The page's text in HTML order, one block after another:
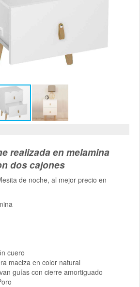
realizada en melamina
dos cajones
de noche, al mejor precio en
cuero
maciza en color natural
guías con cierre amortiguado